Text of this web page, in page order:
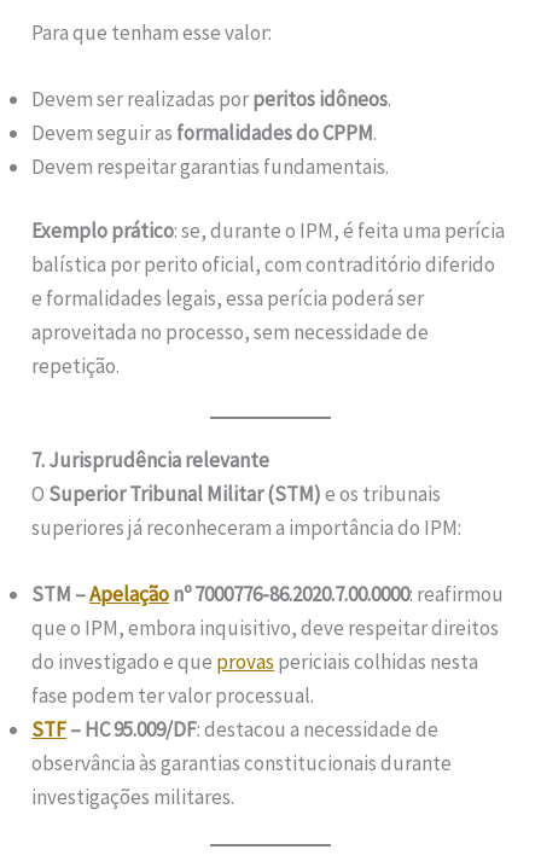
Para que tenham esse valor:
Devem ser realizadas porperitos idôneos.
Devem seguir as formalidades do CPPM.
Devem respeitar garantias fundamentais.
Exemplo prático: se, durante o IPM, é feita uma perícia
balística por perito oficial, com contraditório diferido
e formalidades legais, essa perícia poderá ser
aproveitada no processo, sem necessidade de
repetição.
7. Jurisprudência relevante
O Superior Tribunal Militar (STM)e os tribunais
superiores já reconheceram a importância do IPM:
STM –Apelaçãonº 7000776-86.2020.7.00.0000: reafirmou
que o IPM, embora inquisitivo, deve respeitar direitos
do investigado e que provas periciais colhidas nesta
fase podem ter valor processual.
STF– HC 95.009/DF: destacou a necessidade de
observância às garantias constitucionais durante
investigações militares.